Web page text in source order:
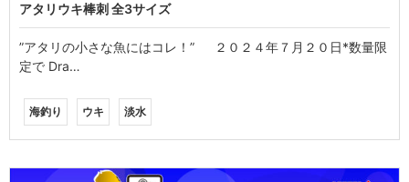
アタリウキ棒刺 全3サイズ
”アタリの小さな魚にはコレ！” ２０２４年７月２０日*数量限
定で Dra…
海釣り ウキ 淡水